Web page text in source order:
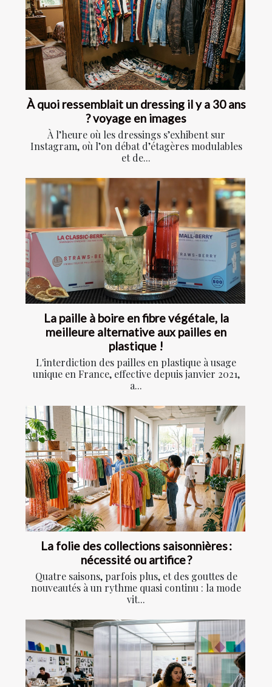
À quoi ressemblait un dressing il y a 30 ans
? voyage en images
À l’heure où les dressings s’exhibent sur
Instagram, où l’on débat d’étagères modulables
et de...
La paille à boire en fibre végétale, la
meilleure alternative aux pailles en
plastique !
L'interdiction des pailles en plastique à usage
unique en France, effective depuis janvier 2021,
a...
La folie des collections saisonnières :
nécessité ou artifice ?
Quatre saisons, parfois plus, et des gouttes de
nouveautés à un rythme quasi continu : la mode
vit...